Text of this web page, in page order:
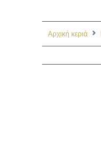
Αρχική κεριά